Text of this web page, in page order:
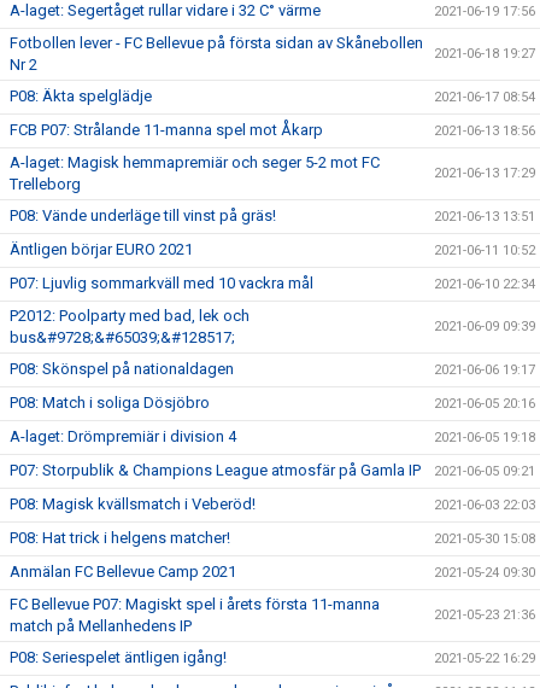
A-laget: Segertåget rullar vidare i 32 C° värme 2021-06-19 17:56
Fotbollen lever - FC Bellevue på första sidan av Skånebollen
Nr 2
2021-06-18 19:27
P08: Äkta spelglädje 2021-06-17 08:54
FCB P07: Strålande 11-manna spel mot Åkarp 2021-06-13 18:56
A-laget: Magisk hemmapremiär och seger 5-2 mot FC
Trelleborg
2021-06-13 17:29
P08: Vände underläge till vinst på gräs! 2021-06-13 13:51
Äntligen börjar EURO 2021 2021-06-11 10:52
P07: Ljuvlig sommarkväll med 10 vackra mål 2021-06-10 22:34
P2012: Poolparty med bad, lek och
bus&#9728;&#65039;&#128517;
2021-06-09 09:39
P08: Skönspel på nationaldagen 2021-06-06 19:17
P08: Match i soliga Dösjöbro 2021-06-05 20:16
A-laget: Drömpremiär i division 4 2021-06-05 19:18
P07: Storpublik & Champions League atmosfär på Gamla IP 2021-06-05 09:21
P08: Magisk kvällsmatch i Veberöd! 2021-06-03 22:03
P08: Hat trick i helgens matcher! 2021-05-30 15:08
Anmälan FC Bellevue Camp 2021 2021-05-24 09:30
FC Bellevue P07: Magiskt spel i årets första 11-manna
match på Mellanhedens IP
2021-05-23 21:36
P08: Seriespelet äntligen igång! 2021-05-22 16:29